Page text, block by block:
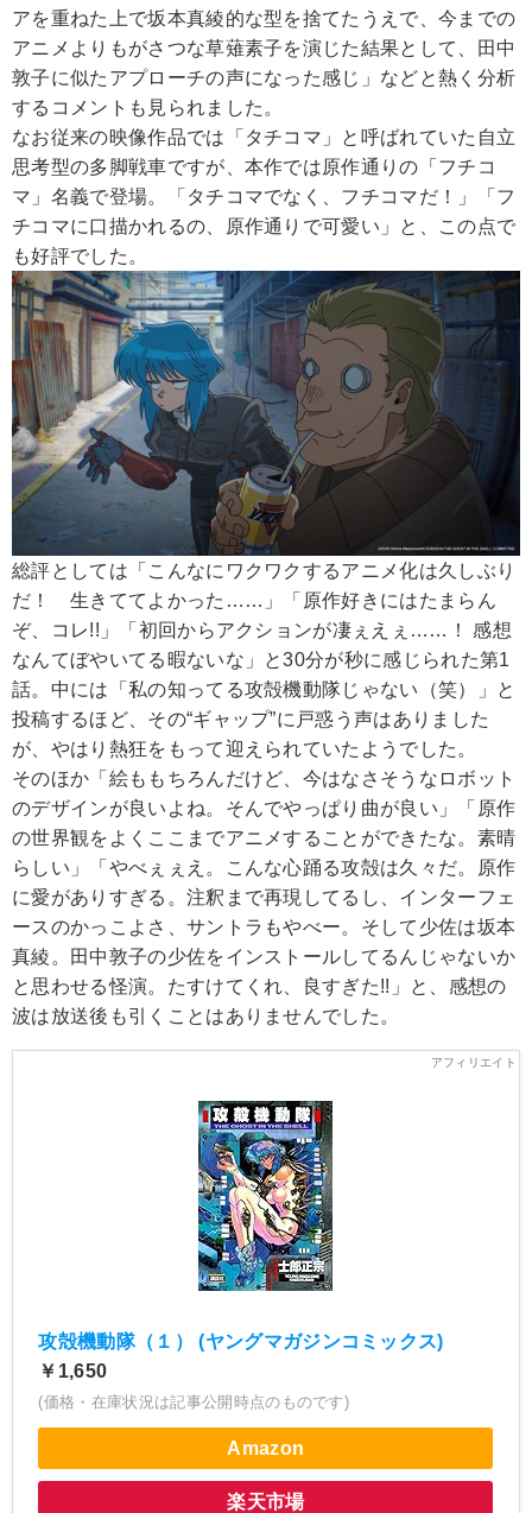
アを重ねた上で坂本真綾的な型を捨てたうえで、今までの
アニメよりもがさつな草薙素子を演じた結果として、田中
敦子に似たアプローチの声になった感じ」などと熱く分析
するコメントも見られました。
なお従来の映像作品では「タチコマ」と呼ばれていた自立
思考型の多脚戦車ですが、本作では原作通りの「フチコ
マ」名義で登場。「タチコマでなく、フチコマだ！」「フ
チコマに口描かれるの、原作通りで可愛い」と、この点で
も好評でした。
総評としては「こんなにワクワクするアニメ化は久しぶり
だ！ 生きててよかった……」「原作好きにはたまらん
ぞ、コレ!!」「初回からアクションが凄ぇえぇ……！ 感想
なんてぼやいてる暇ないな」と30分が秒に感じられた第1
話。中には「私の知ってる攻殻機動隊じゃない（笑）」と
投稿するほど、その“ギャップ”に戸惑う声はありました
が、やはり熱狂をもって迎えられていたようでした。
そのほか「絵ももちろんだけど、今はなさそうなロボット
のデザインが良いよね。そんでやっぱり曲が良い」「原作
の世界観をよくここまでアニメすることができたな。素晴
らしい」「やべぇぇえ。こんな心踊る攻殻は久々だ。原作
に愛がありすぎる。注釈まで再現してるし、インターフェ
ースのかっこよさ、サントラもやべー。そして少佐は坂本
真綾。田中敦子の少佐をインストールしてるんじゃないか
と思わせる怪演。たすけてくれ、良すぎた!!」と、感想の
波は放送後も引くことはありませんでした。
攻殻機動隊（１） (ヤングマガジンコミックス)
￥1,650
(価格・在庫状況は記事公開時点のものです)
Amazon
楽天市場